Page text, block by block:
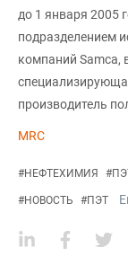
до 1 января 2005
подразделением
компаний Samca,
производитель
MRC
#НЕФТЕХИМИЯ #
#НОВОСТЬ #ПЭТ